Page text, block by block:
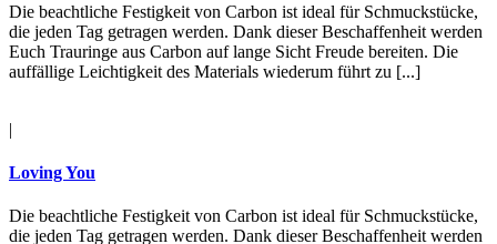
Die beachtliche Festigkeit von Carbon ist ideal für Schmuckstücke,
die jeden Tag getragen werden. Dank dieser Beschaffenheit werden
Euch Trauringe aus Carbon auf lange Sicht Freude bereiten. Die
auffällige Leichtigkeit des Materials wiederum führt zu [...]
|
Loving You
Die beachtliche Festigkeit von Carbon ist ideal für Schmuckstücke,
die jeden Tag getragen werden. Dank dieser Beschaffenheit werden